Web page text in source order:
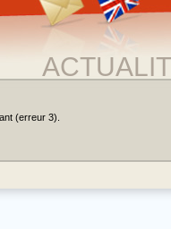
(erreur 3).